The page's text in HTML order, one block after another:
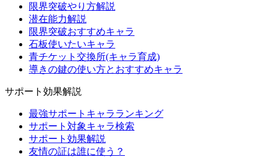
限界突破やり方解説
潜在能力解説
限界突破おすすめキャラ
石板使いたいキャラ
青チケット交換所(キャラ育成)
導きの鍵の使い方とおすすめキャラ
サポート効果解説
最強サポートキャラランキング
サポート対象キャラ検索
サポート効果解説
友情の証は誰に使う？